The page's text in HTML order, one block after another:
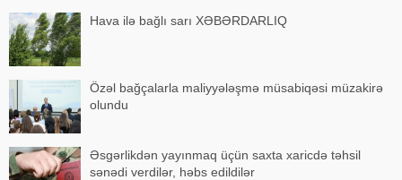
Hava ilə bağlı sarı XƏBƏRDARLIQ
Özəl bağçalarla maliyyələşmə müsabiqəsi müzakirə
olundu
Əsgərlikdən yayınmaq üçün saxta xaricdə təhsil
sənədi verdilər, həbs edildilər